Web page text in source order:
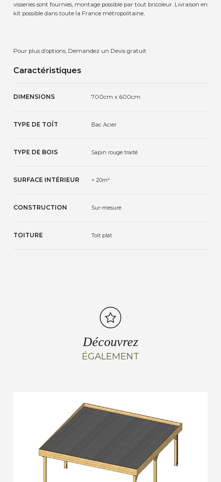
visseries sont fournies, montage possible par tout bricoleur. Livraison en
kit possible dans toute la France métropolitaine,
Pour plus d’options, Demandez un Devis gratuit
Caractéristiques
DIMENSIONS 700cm x 600cm
TYPE DE TOÎT Bac Acier
TYPE DE BOIS Sapin rouge traité
SURFACE INTÉRIEUR > 20m²
CONSTRUCTION Sur-mesure
TOITURE Toit plat
Découvrez
ÉGALEMENT